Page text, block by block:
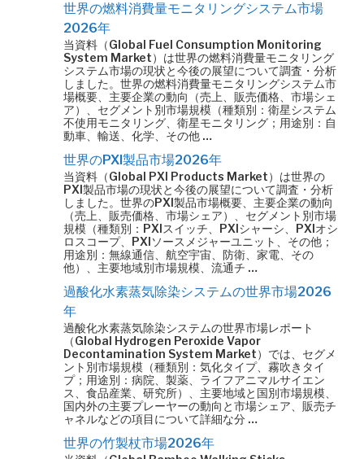
世界の燃料消費量モニタリングシステム市場
2026年
当資料（Global Fuel Consumption Monitoring
System Market）は世界の燃料消費量モニタリング
システム市場の現状と今後の展望について調査・分析
しました。世界の燃料消費量モニタリングシステム市
場概要、主要企業の動向（売上、販売価格、市場シェ
ア）、セグメント別市場規模（種類別：衛星システム
不使用モニタリング、衛星モニタリング；用途別：自
動車、輸送、化学、その他 …
世界のPXI製品市場2026年
当資料（Global PXI Products Market）は世界の
PXI製品市場の現状と今後の展望について調査・分析
しました。世界のPXI製品市場概要、主要企業の動向
（売上、販売価格、市場シェア）、セグメント別市場
規模（種類別：PXIスイッチ、PXIシャーシ、PXIオシ
ロスコープ、PXIソースメジャーユニット、その他；
用途別：無線通信、航空宇宙、防衛、家電、その
他）、主要地域別市場規模、流通チ …
過酸化水素蒸気除染システムの世界市場2026
年
過酸化水素蒸気除染システムの世界市場レポート
（Global Hydrogen Peroxide Vapor
Decontamination System Market）では、セグメ
ント別市場規模（種類別：気化タイプ、霧吹きタイ
プ；用途別：病院、製薬、ライフアニマルサイエン
ス、食品産業、研究所）、主要地域と国別市場規模、
国内外の主要プレーヤーの動向と市場シェア、販売チ
ャネルなどの項目について詳細な分 …
世界の竹製杖市場2026年